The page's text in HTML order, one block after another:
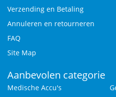
Verzending en Betaling
Annuleren en retourneren
FAQ
Site Map
Aanbevolen categorie
Medische Accu's